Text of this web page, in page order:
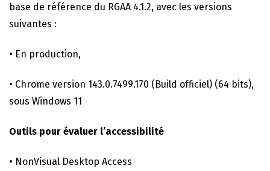
base de référence du RGAA 4.1.2, avec les versions
suivantes :
• En production,
• Chrome version 143.0.7499.170 (Build officiel) (64 bits),
sous Windows 11
Outils pour évaluer l’accessibilité
• NonVisual Desktop Access